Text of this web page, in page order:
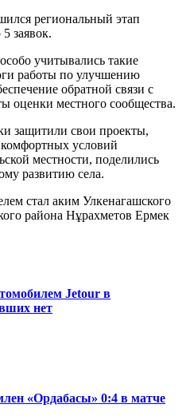
региональный этап
заявок.
учитывались такие
работы по улучшению
обратной связи с
оценки местного сообщества.
защитили свои проекты,
условий
местности, поделились
развитию села.
стал аким Улкенагашского
района Нұрахметов Ермек
Jetour в
нет
«Ордабасы» 0:4 в матче